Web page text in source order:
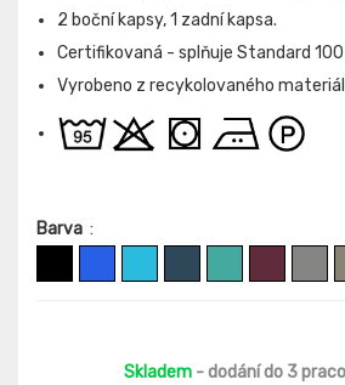
2 boční kapsy, 1 zadní kapsa.
Certifikovaná - splňuje Standard 100
Vyrobeno z recykolovaného
Barva :
Skladem- dodání do 3